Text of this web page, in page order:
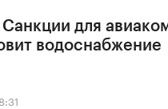
для
водоснабжение